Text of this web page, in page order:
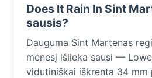
Does It Rain In Sint
sausis?
Dauguma Sint Martenas
mėnesį išlieka sausi —
vidutiniškai iškrenta 34 mm